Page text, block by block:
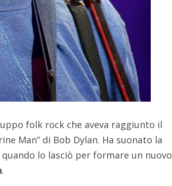
folk rock che aveva raggiunto il
Man” di Bob Dylan. Ha suonato la
lo lasciò per formare un nuovo
.